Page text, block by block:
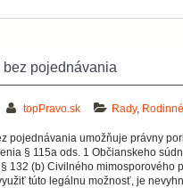
pojednávania
topPravo.sk Rady,
pojednávania umožňuje právny
§ 115a ods. 1 Občianskeho
132 (b) Civilného mimosporového
túto legálnu možnosť, je